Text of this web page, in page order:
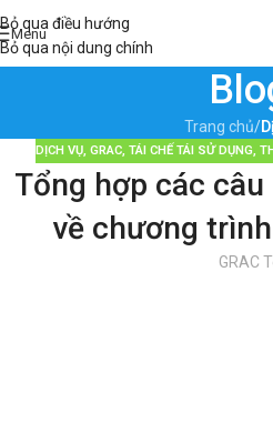
Bỏ qua điều hướng
Bỏ qua nội dung chính
Menu
Trang chủ/
DỊCH VỤ, GRAC, TÁI CHẾ TÁI SỬ DỤNG,
Tổng hợp các
về chương
GRAC